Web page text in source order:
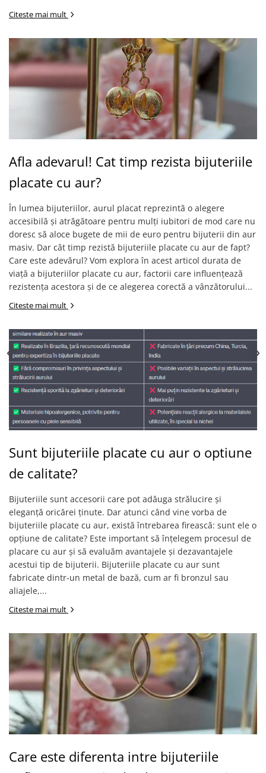
Citeste mai mult
Afla adevarul! Cat timp rezista bijuteriile
placate cu aur?
În lumea bijuteriilor, aurul placat reprezintă o alegere
accesibilă și atrăgătoare pentru mulți iubitori de mod care nu
doresc să aloce bugete de mii de euro pentru bijuterii din aur
masiv. Dar cât timp rezistă bijuteriile placate cu aur de fapt?
Care este adevărul? Vom explora în acest articol durata de
viață a bijuteriilor placate cu aur, factorii care influențează
rezistența acestora și de ce alegerea corectă a vânzătorului...
Citeste mai mult
Sunt bijuteriile placate cu aur o optiune
de calitate?
Bijuteriile sunt accesorii care pot adăuga strălucire și
eleganță oricărei ținute. Dar atunci când vine vorba de
bijuteriile placate cu aur, există întrebarea firească: sunt ele o
opțiune de calitate? Este important să înțelegem procesul de
placare cu aur și să evaluăm avantajele și dezavantajele
acestui tip de bijuterii. Bijuteriile placate cu aur sunt
fabricate dintr-un metal de bază, cum ar fi bronzul sau
aliajele,...
Citeste mai mult
Care este diferenta intre bijuteriile